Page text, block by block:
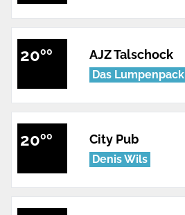
2000 AJZ Talschock
Das Lumpenpack
2000 City Pub
Denis Wils